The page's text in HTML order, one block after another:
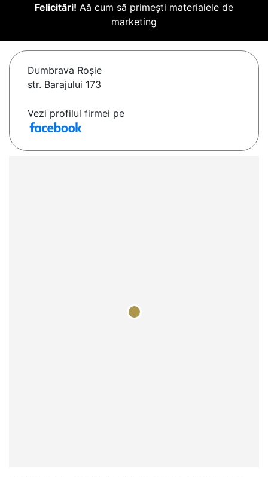
Felicitări! Aă cum să primești materialele de
marketing
Dumbrava Roşie
str. Barajului 173
Vezi profilul firmei pe